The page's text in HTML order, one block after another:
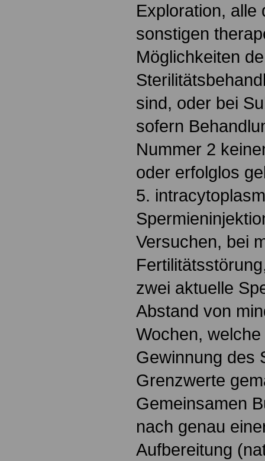
Exploration, alle
sonstigen
Möglichkeiten
sind, oder bei
sofern
Nummer 2
oder erfolglos
5.
Versuchen, bei
zwei aktuelle
Abstand von
Wochen,
Gewinnung des
Grenzwerte
Gemeinsamen
nach genau
Aufbereitung